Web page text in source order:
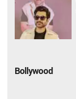
Bollywood